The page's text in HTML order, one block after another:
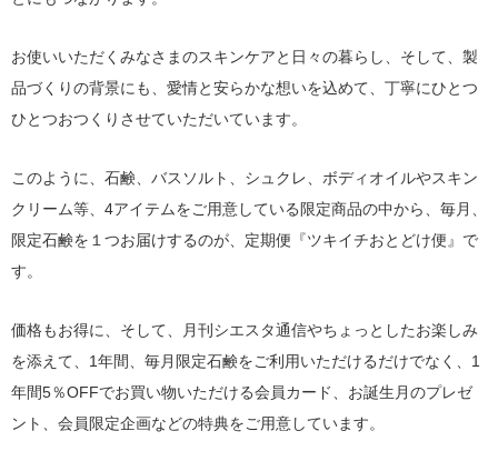
お使いいただくみなさまのスキンケアと日々の暮らし、そして、製
品づくりの背景にも、愛情と安らかな想いを込めて、丁寧にひとつ
ひとつおつくりさせていただいています。
このように、石鹸、バスソルト、シュクレ、ボディオイルやスキン
クリーム等、4アイテムをご用意している限定商品の中から、毎月、
限定石鹸を１つお届けするのが、定期便『ツキイチおとどけ便』で
す。
価格もお得に、そして、月刊シエスタ通信やちょっとしたお楽しみ
を添えて、1年間、毎月限定石鹸をご利用いただけるだけでなく、1
年間5％OFFでお買い物いただける会員カード、お誕生月のプレゼ
ント、会員限定企画などの特典をご用意しています。